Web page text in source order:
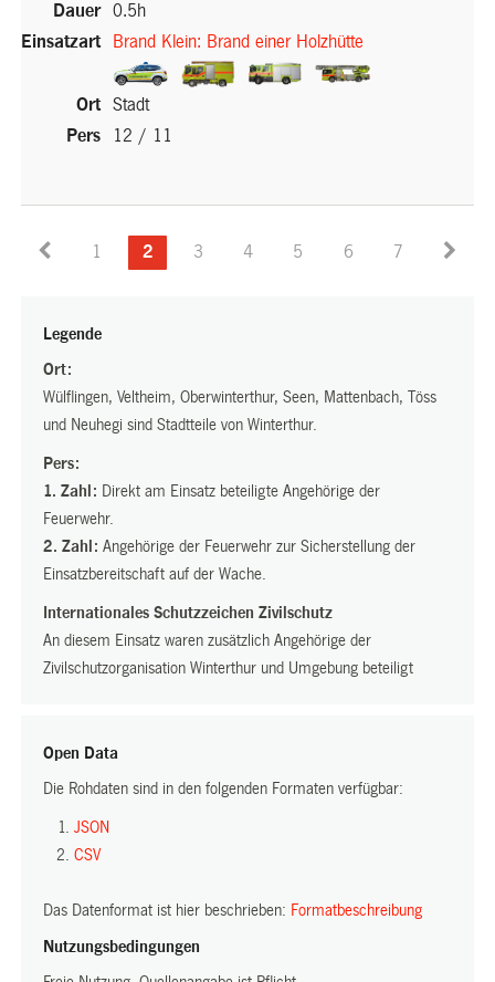
0.5h
Brand Klein: Brand einer Holzhütte
(External
(External (External
Stadt
12 / 11
1 2 3 4 5 6 7
Legende
Ort:
Wülflingen, Veltheim, Oberwinterthur, Seen, Mattenbach, Töss
und Neuhegi sind Stadtteile von Winterthur.
Pers:
1. Zahl: Direkt am Einsatz beteiligte Angehörige der
Feuerwehr.
2. Zahl: Angehörige der Feuerwehr zur Sicherstellung der
Einsatzbereitschaft auf der Wache.
Internationales Schutzzeichen Zivilschutz
An diesem Einsatz waren zusätzlich Angehörige der
Zivilschutzorganisation Winterthur und Umgebung beteiligt
Open Data
Die Rohdaten sind in den folgenden Formaten verfügbar:
JSON
CSV
Das Datenformat ist hier beschrieben: Formatbeschreibung
Nutzungsbedingungen